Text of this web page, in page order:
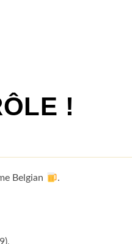
!
Belgian .